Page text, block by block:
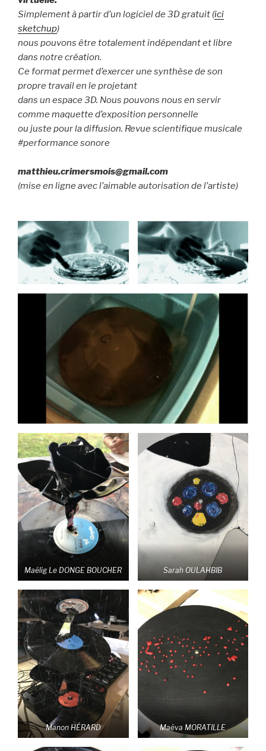
Simplement à partir d’un logiciel de 3D gratuit (ici
sketchup)
nous pouvons être totalement indépendant et libre
dans notre création.
Ce format permet d’exercer une synthèse de son
propre travail en le projetant
dans un espace 3D. Nous pouvons nous en servir
comme maquette d’exposition personnelle
ou juste pour la diffusion. Revue scientifique musicale
#performance sonore
matthieu.crimersmois@gmail.com
(mise en ligne avec l’aimable autorisation de l’artiste)
Maëlig Le DONGE BOUCHER Sarah OULAHBIB
Manon HÉRARD Maëva MORATILLE